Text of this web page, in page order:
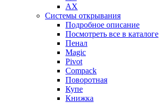
AX
Системы открывания
Подробное описание
Посмотреть все в каталоге
Пенал
Magic
Pivot
Compack
Поворотная
Купе
Книжка